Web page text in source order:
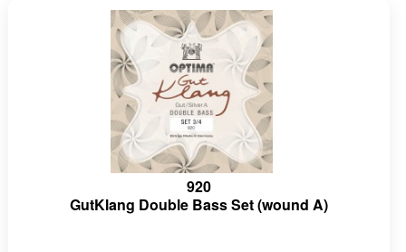
920
GutKlang Double Bass Set (wound A)